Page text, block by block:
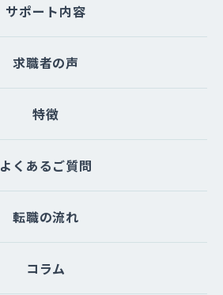
サポート内容
求職者の声
特徴
よくあるご質問
転職の流れ
コラム